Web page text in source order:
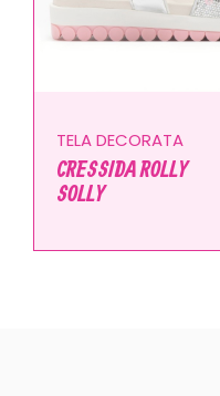
TELA DECORATA
CRESSIDA ROLLY
SOLLY